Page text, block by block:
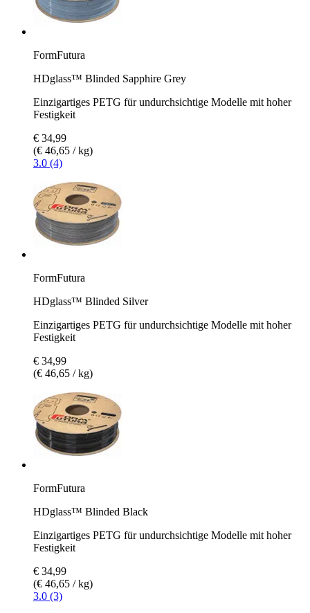
FormFutura
HDglass™ Blinded Sapphire Grey
Einzigartiges PETG für undurchsichtige Modelle mit hoher
Festigkeit
€ 34,99
(€ 46,65 / kg)
3.0 (4)
FormFutura
HDglass™ Blinded Silver
Einzigartiges PETG für undurchsichtige Modelle mit hoher
Festigkeit
€ 34,99
(€ 46,65 / kg)
FormFutura
HDglass™ Blinded Black
Einzigartiges PETG für undurchsichtige Modelle mit hoher
Festigkeit
€ 34,99
(€ 46,65 / kg)
3.0 (3)